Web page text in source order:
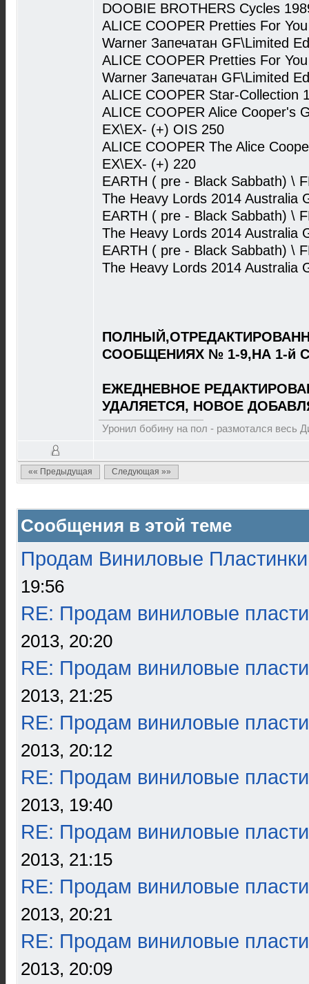
DOOBIE BROTHERS Cycles
ALICE COOPER Pretties For
Warner Запечатан GF\Limited
ALICE COOPER Pretties For
Warner Запечатан GF\Limited
ALICE COOPER Star-Collection
ALICE COOPER Alice Cooper's
EX\EX- (+) OIS 250
ALICE COOPER The Alice
EX\EX- (+) 220
EARTH ( pre - Black Sabbath) \
The Heavy Lords 2014 Australia
EARTH ( pre - Black Sabbath) \
The Heavy Lords 2014 Australia
EARTH ( pre - Black Sabbath) \
The Heavy Lords 2014 Australia
СООБЩЕНИЯХ № 1-9,НА 1-й
ЕЖЕДНЕВНОЕ
УДАЛЯЕТСЯ, НОВОЕ
Уронил бобину на пол - размотался весь
«« Предыдущая Следующая »»
Сообщения в этой теме
Продам Виниловые Пластинки
19:56
RE: Продам виниловые
2013, 20:20
RE: Продам виниловые
2013, 21:25
RE: Продам виниловые
2013, 20:12
RE: Продам виниловые
2013, 19:40
RE: Продам виниловые
2013, 21:15
RE: Продам виниловые
2013, 20:21
RE: Продам виниловые
2013, 20:09